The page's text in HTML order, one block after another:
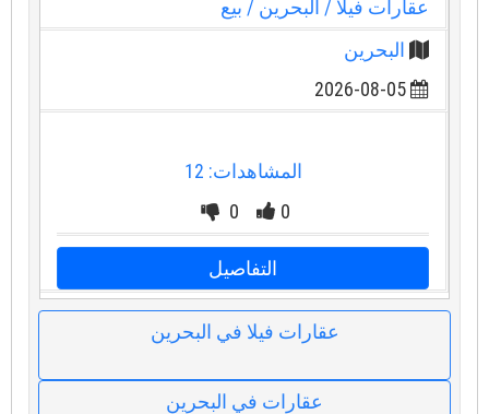
عقارات فيلا/ البحرين/ بيع
البحرين
2026-08-05
المشاهدات: 12
0
0
التفاصيل
عقارات فيلا في البحرين
عقارات في البحرين